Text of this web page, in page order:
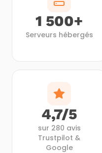
1 500+
Serveurs hébergés
4,7/5
sur 280 avis
Trustpilot &
Google